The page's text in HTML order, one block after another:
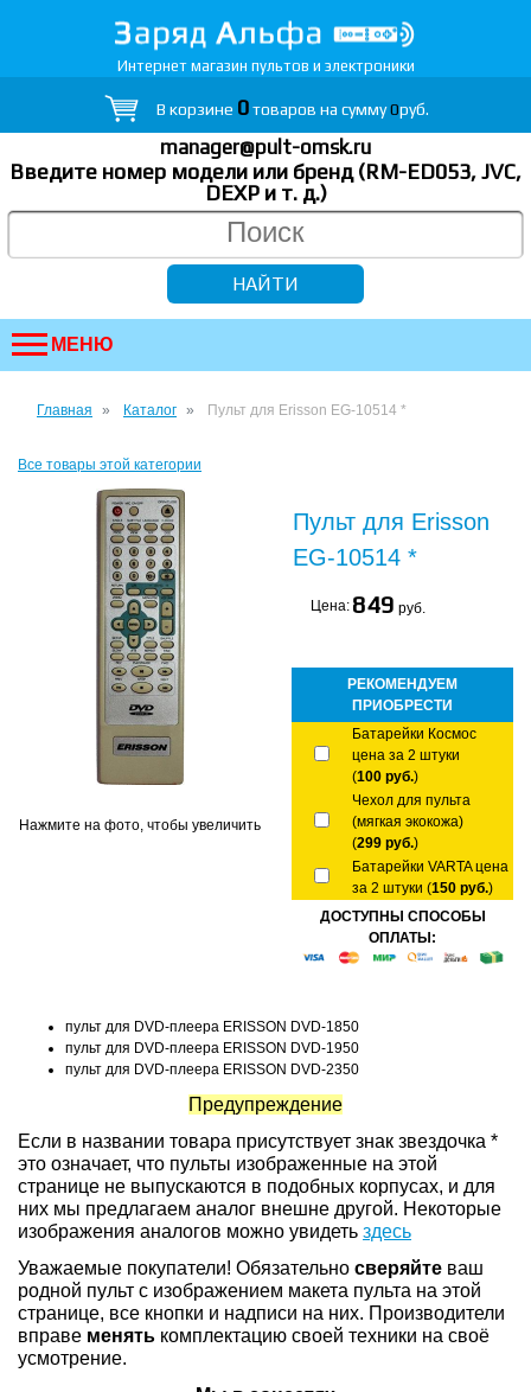
Интернет магазин пультов и электроники
В корзине 0товаров на сумму0руб.
manager@pult-omsk.ru
Введите номер модели или бренд (RM-ED053, JVC,
DEXP и т. д.)
МЕНЮ
Главная Каталог Пульт для Erisson EG-10514 *
Все товары этой категории
Нажмите на фото, чтобы увеличить
Пульт для Erisson
EG-10514 *
Цена: 849 руб.
РЕКОМЕНДУЕМ
ПРИОБРЕСТИ
Батарейки Космос
цена за 2 штуки
(100 руб.)
Чехол для пульта
(мягкая экокожа)
(299 руб.)
Батарейки VARTA цена
за 2 штуки (150 руб.)
ДОСТУПНЫ СПОСОБЫ
ОПЛАТЫ:
пульт для DVD-плеера ERISSON DVD-1850
пульт для DVD-плеера ERISSON DVD-1950
пульт для DVD-плеера ERISSON DVD-2350
Предупреждение
Если в названии товара присутствует знак звездочка *
это означает, что пульты изображенные на этой
странице не выпускаются в подобных корпусах, и для
них мы предлагаем аналог внешне другой. Некоторые
изображения аналогов можно увидеть здесь
Уважаемые покупатели! Обязательно сверяйте ваш
родной пульт с изображением макета пульта на этой
странице, все кнопки и надписи на них. Производители
вправе менять комплектацию своей техники на своё
усмотрение.